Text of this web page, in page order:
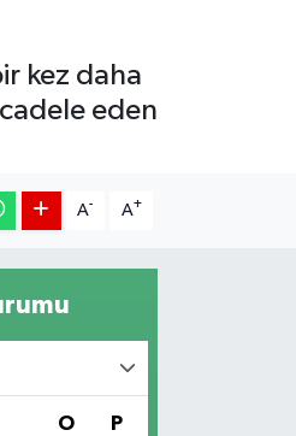
kez daha
eden
A- A+
O P